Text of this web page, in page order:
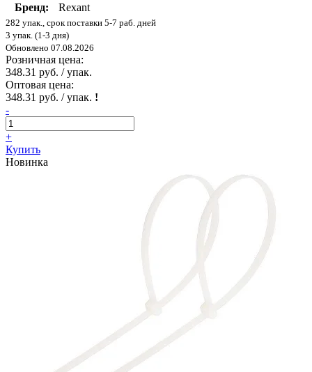
Бренд:
Rexant
282 упак., срок поставки 5-7 раб. дней
3 упак. (1-3 дня)
Обновлено 07.08.2026
Розничная цена:
348.31 руб. / упак.
Оптовая цена:
348.31 руб. / упак. !
-
+
Купить
Новинка